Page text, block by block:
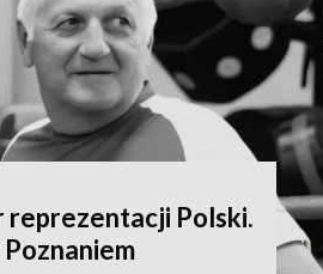
reprezentacji Polski.
Poznaniem